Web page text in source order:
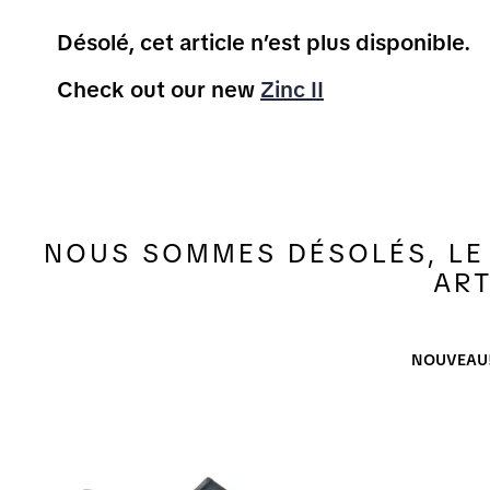
Désolé, cet article n’est plus disponible.
Check out our new Zinc II
NOUS SOMMES DÉSOLÉS,